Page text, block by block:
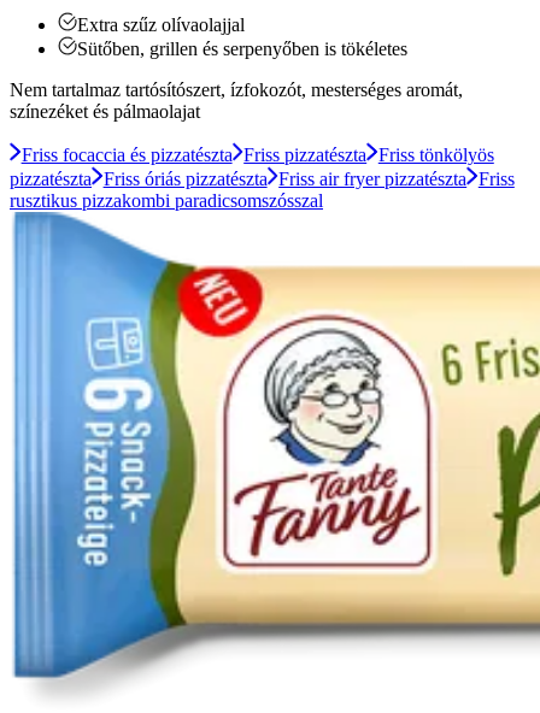
Extra szűz olívaolajjal
Sütőben, grillen és serpenyőben is tökéletes
Nem tartalmaz tartósítószert, ízfokozót, mesterséges aromát,
színezéket és pálmaolajat
Friss focaccia és pizzatészta Friss pizzatészta Friss tönkölyös
pizzatészta
Friss óriás pizzatészta Friss air fryer pizzatészta Friss
rusztikus pizzakombi paradicsomszósszal